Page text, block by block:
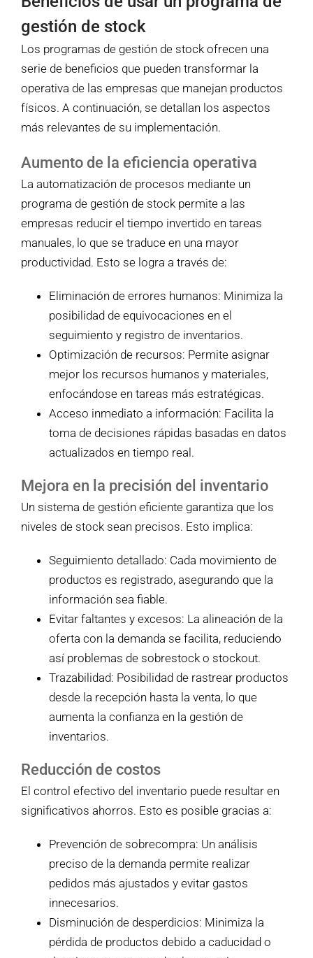
gestión de stock
Los programas de gestión de stock ofrecen una
serie de beneficios que pueden transformar la
operativa de las empresas que manejan productos
físicos. A continuación, se detallan los aspectos
más relevantes de su implementación.
Aumento de la eficiencia operativa
La automatización de procesos mediante un
programa de gestión de stock permite a las
empresas reducir el tiempo invertido en tareas
manuales, lo que se traduce en una mayor
productividad. Esto se logra a través de:
Eliminación de errores humanos: Minimiza la
posibilidad de equivocaciones en el
seguimiento y registro de inventarios.
Optimización de recursos: Permite asignar
mejor los recursos humanos y materiales,
enfocándose en tareas más estratégicas.
Acceso inmediato a información: Facilita la
toma de decisiones rápidas basadas en datos
actualizados en tiempo real.
Mejora en la precisión del inventario
Un sistema de gestión eficiente garantiza que los
niveles de stock sean precisos. Esto implica:
Seguimiento detallado: Cada movimiento de
productos es registrado, asegurando que la
información sea fiable.
Evitar faltantes y excesos: La alineación de la
oferta con la demanda se facilita, reduciendo
así problemas de sobrestock o stockout.
Trazabilidad: Posibilidad de rastrear productos
desde la recepción hasta la venta, lo que
aumenta la confianza en la gestión de
inventarios.
Reducción de costos
El control efectivo del inventario puede resultar en
significativos ahorros. Esto es posible gracias a:
Prevención de sobrecompra: Un análisis
preciso de la demanda permite realizar
pedidos más ajustados y evitar gastos
innecesarios.
Disminución de desperdicios: Minimiza la
pérdida de productos debido a caducidad o